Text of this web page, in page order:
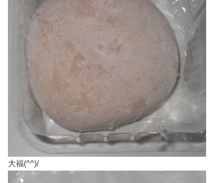
大福(^^)/